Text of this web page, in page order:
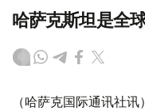
哈萨克斯坦是全
（哈萨克国际通讯社